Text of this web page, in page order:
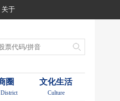
关于
圈 文化生活
Culture